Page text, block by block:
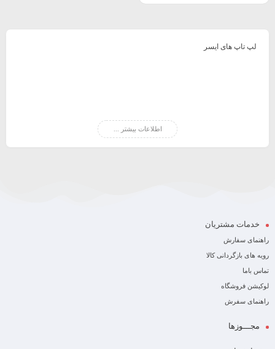
لپ تاپ های ایسر
اطلاعات بیشتر ...
خدمات مشتریان
راهنمای سفارش
رویه های بازگردانی کالا
تماس باما
لوکیشن فروشگاه
راهنمای سفرش
مجـــوزها